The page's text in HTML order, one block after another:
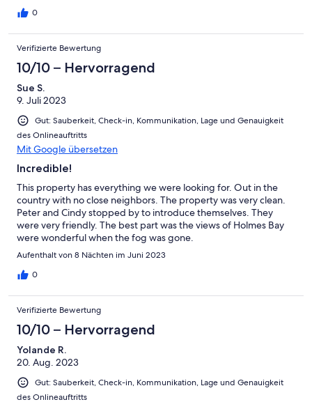
0
Verifizierte Bewertung
10/10 – Hervorragend
Sue S.
9. Juli 2023
Gut: Sauberkeit, Check-in, Kommunikation, Lage und Genauigkeit
des Onlineauftritts
Mit Google übersetzen
Incredible!
This property has everything we were looking for. Out in the
country with no close neighbors. The property was very clean.
Peter and Cindy stopped by to introduce themselves. They
were very friendly. The best part was the views of Holmes Bay
were wonderful when the fog was gone.
Aufenthalt von 8 Nächten im Juni 2023
0
Verifizierte Bewertung
10/10 – Hervorragend
Yolande R.
20. Aug. 2023
Gut: Sauberkeit, Check-in, Kommunikation, Lage und Genauigkeit
des Onlineauftritts